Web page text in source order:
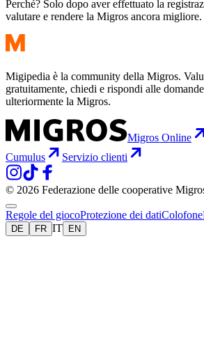
Perché? Solo dopo aver effettuato la
valutare e rendere la Migros ancora migliore.
Migipedia è la community della Migros.
gratuitamente, chiedi e rispondi alle
ulteriormente la Migros.
Migros Online
Cumulus
Servizio clienti
© 2026 Federazione delle cooperative
Regole del giocoProtezione dei datiColofone
DE FR IT EN